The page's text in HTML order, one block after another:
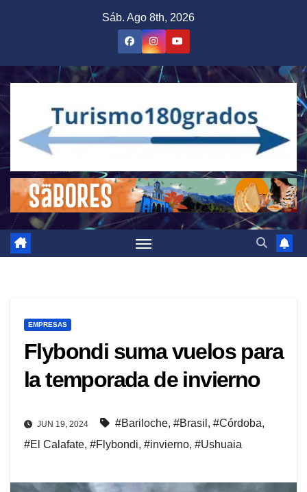
Sáb. Ago 8th, 2026
EMPRESAS
Flybondi suma vuelos para
la temporada de invierno
JUN 19, 2024 #Bariloche, #Brasil , #Córdoba,
#El Calafate, #Flybondi, #invierno, #Ushuaia